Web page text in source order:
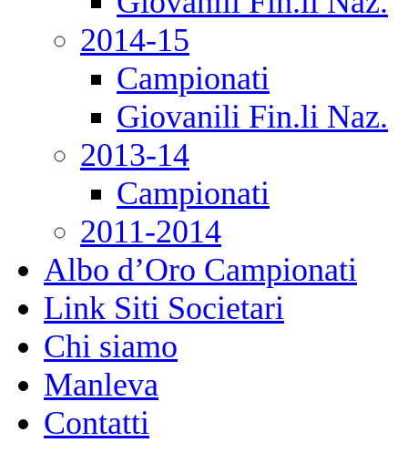
2014-15
Campionati
Giovanili Fin.li Naz.
2013-14
Campionati
2011-2014
Albo d’Oro Campionati
Link Siti Societari
Chi siamo
Manleva
Contatti